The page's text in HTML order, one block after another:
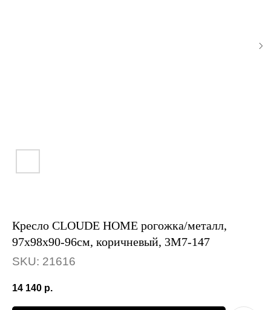
Кресло CLOUDE HOME рогожка/металл,
97х98х90-96см, коричневый, 3М7-147
SKU: 21616
14 140 р.